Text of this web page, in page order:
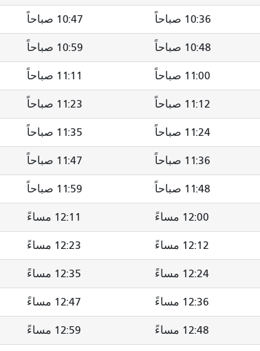
10:36 صباحاً 10:47 صباحاً
10:48 صباحاً 10:59 صباحاً
11:00 صباحاً 11:11 صباحاً
11:12 صباحاً 11:23 صباحاً
11:24 صباحاً 11:35 صباحاً
11:36 صباحاً 11:47 صباحاً
11:48 صباحاً 11:59 صباحاً
12:00 مساءً 12:11 مساءً
12:12 مساءً 12:23 مساءً
12:24 مساءً 12:35 مساءً
12:36 مساءً 12:47 مساءً
12:48 مساءً 12:59 مساءً